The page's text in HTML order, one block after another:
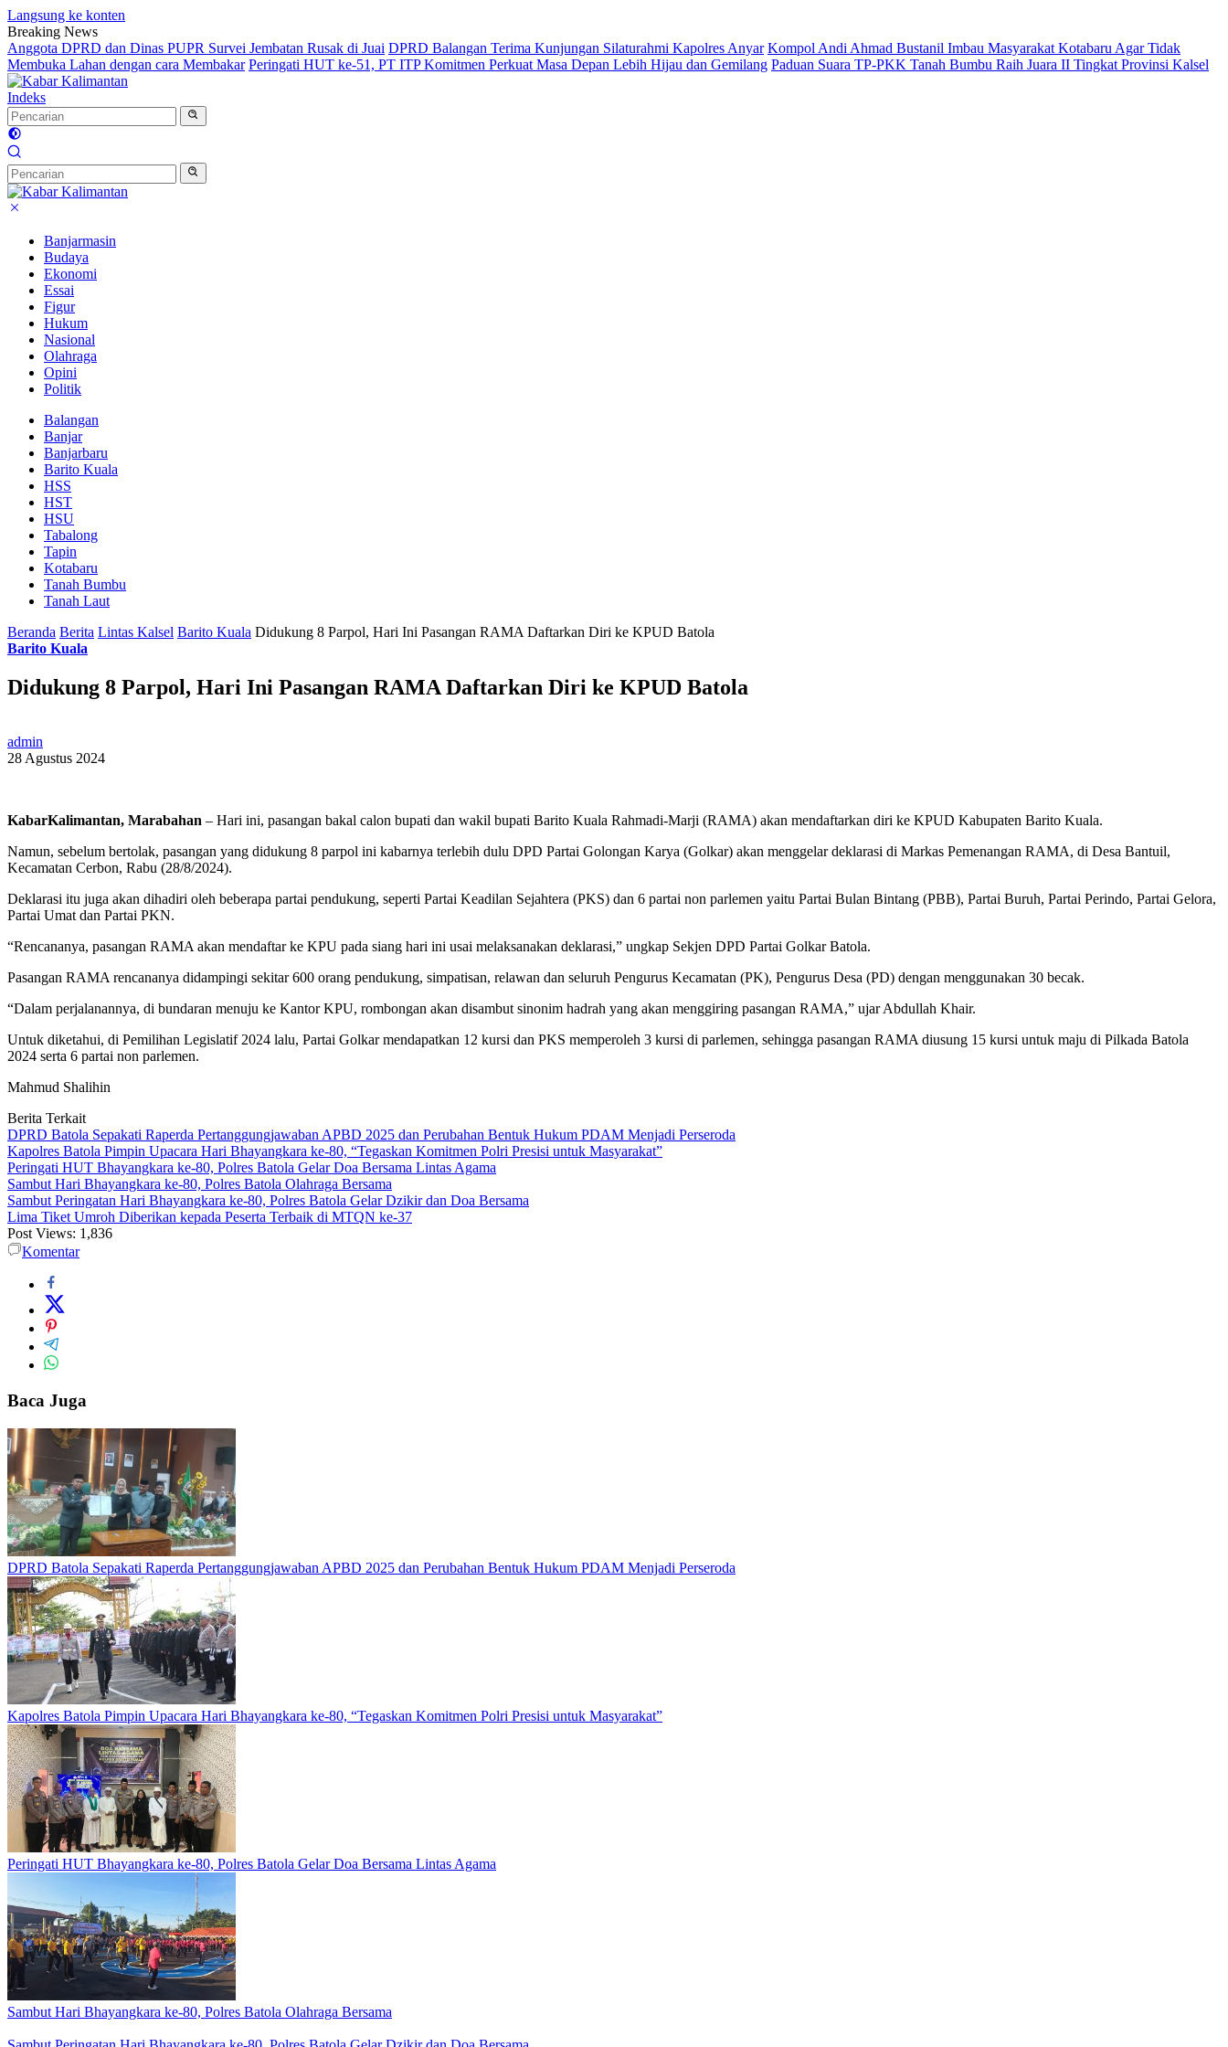
Langsung ke konten
Breaking News
Anggota DPRD dan Dinas PUPR Survei Jembatan Rusak di Juai DPRD Balangan Terima Kunjungan Silaturahmi Kapolres Anyar Kompol Andi Ahmad Bustanil Imbau Masyarakat Kotabaru Agar Tidak
Membuka Lahan dengan cara Membakar Peringati HUT ke-51, PT ITP Komitmen Perkuat Masa Depan Lebih Hijau dan Gemilang Paduan Suara TP-PKK Tanah Bumbu Raih Juara II Tingkat Provinsi Kalsel
Indeks
Banjarmasin
Budaya
Ekonomi
Essai
Figur
Hukum
Nasional
Olahraga
Opini
Politik
Balangan
Banjar
Banjarbaru
Barito Kuala
HSS
HST
HSU
Tabalong
Tapin
Kotabaru
Tanah Bumbu
Tanah Laut
Beranda Berita Lintas Kalsel Barito Kuala Didukung 8 Parpol, Hari Ini Pasangan RAMA Daftarkan Diri ke KPUD Batola
Barito Kuala
Didukung 8 Parpol, Hari Ini Pasangan RAMA Daftarkan Diri ke KPUD Batola
admin
28 Agustus 2024
KabarKalimantan, Marabahan – Hari ini, pasangan bakal calon bupati dan wakil bupati Barito Kuala Rahmadi-Marji (RAMA) akan mendaftarkan diri ke KPUD Kabupaten Barito Kuala.
Namun, sebelum bertolak, pasangan yang didukung 8 parpol ini kabarnya terlebih dulu DPD Partai Golongan Karya (Golkar) akan menggelar deklarasi di Markas Pemenangan RAMA, di Desa Bantuil,
Kecamatan Cerbon, Rabu (28/8/2024).
Deklarasi itu juga akan dihadiri oleh beberapa partai pendukung, seperti Partai Keadilan Sejahtera (PKS) dan 6 partai non parlemen yaitu Partai Bulan Bintang (PBB), Partai Buruh, Partai Perindo, Partai Gelora,
Partai Umat dan Partai PKN.
“Rencananya, pasangan RAMA akan mendaftar ke KPU pada siang hari ini usai melaksanakan deklarasi,” ungkap Sekjen DPD Partai Golkar Batola.
Pasangan RAMA rencananya didampingi sekitar 600 orang pendukung, simpatisan, relawan dan seluruh Pengurus Kecamatan (PK), Pengurus Desa (PD) dengan menggunakan 30 becak.
“Dalam perjalanannya, di bundaran menuju ke Kantor KPU, rombongan akan disambut sinonim hadrah yang akan menggiring pasangan RAMA,” ujar Abdullah Khair.
Untuk diketahui, di Pemilihan Legislatif 2024 lalu, Partai Golkar mendapatkan 12 kursi dan PKS memperoleh 3 kursi di parlemen, sehingga pasangan RAMA diusung 15 kursi untuk maju di Pilkada Batola
2024 serta 6 partai non parlemen.
Mahmud Shalihin
Berita Terkait
DPRD Batola Sepakati Raperda Pertanggungjawaban APBD 2025 dan Perubahan Bentuk Hukum PDAM Menjadi Perseroda
Kapolres Batola Pimpin Upacara Hari Bhayangkara ke-80, “Tegaskan Komitmen Polri Presisi untuk Masyarakat”
Peringati HUT Bhayangkara ke-80, Polres Batola Gelar Doa Bersama Lintas Agama
Sambut Hari Bhayangkara ke-80, Polres Batola Olahraga Bersama
Sambut Peringatan Hari Bhayangkara ke-80, Polres Batola Gelar Dzikir dan Doa Bersama
Lima Tiket Umroh Diberikan kepada Peserta Terbaik di MTQN ke-37
Post Views: 1,836
Komentar
Baca Juga
DPRD Batola Sepakati Raperda Pertanggungjawaban APBD 2025 dan Perubahan Bentuk Hukum PDAM Menjadi Perseroda
Kapolres Batola Pimpin Upacara Hari Bhayangkara ke-80, “Tegaskan Komitmen Polri Presisi untuk Masyarakat”
Peringati HUT Bhayangkara ke-80, Polres Batola Gelar Doa Bersama Lintas Agama
Sambut Hari Bhayangkara ke-80, Polres Batola Olahraga Bersama